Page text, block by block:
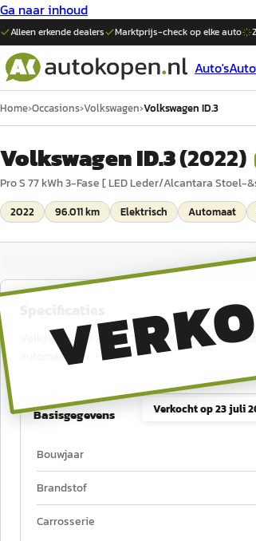
Ga naar inhoud
Alleen erkende dealers Marktprijs-check op elkeauto
Auto's
Home›Occasions›Volkswagen›Volkswagen ID.3
Volkswagen ID.3(2022)
Pro S 77 kWh 3-Fase [ LED Leder/Alcantara Stoel-
2022 96.011 km Elektrisch Automaat
Verkocht op23 juli
Volkswagen ID.3 Pro S 77 kWh 3-Fase [ LED
automaat.
Basisgegevens
Bouwjaar
Brandstof
Carrosserie